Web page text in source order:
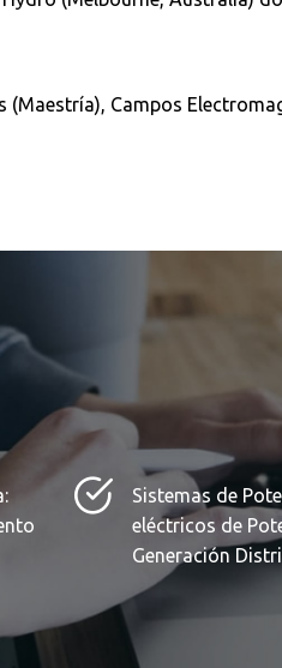
(Maestría), Campos
Sistemas de
eléctricos de
Generación